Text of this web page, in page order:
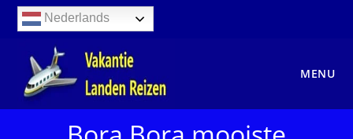
naar
Nederlands
MENU